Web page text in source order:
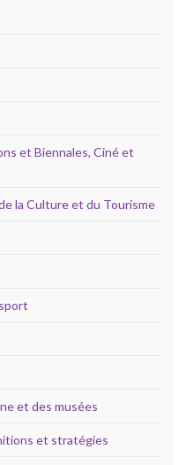
et Biennales, Ciné et
la Culture et du Tourisme
et des musées
et stratégies